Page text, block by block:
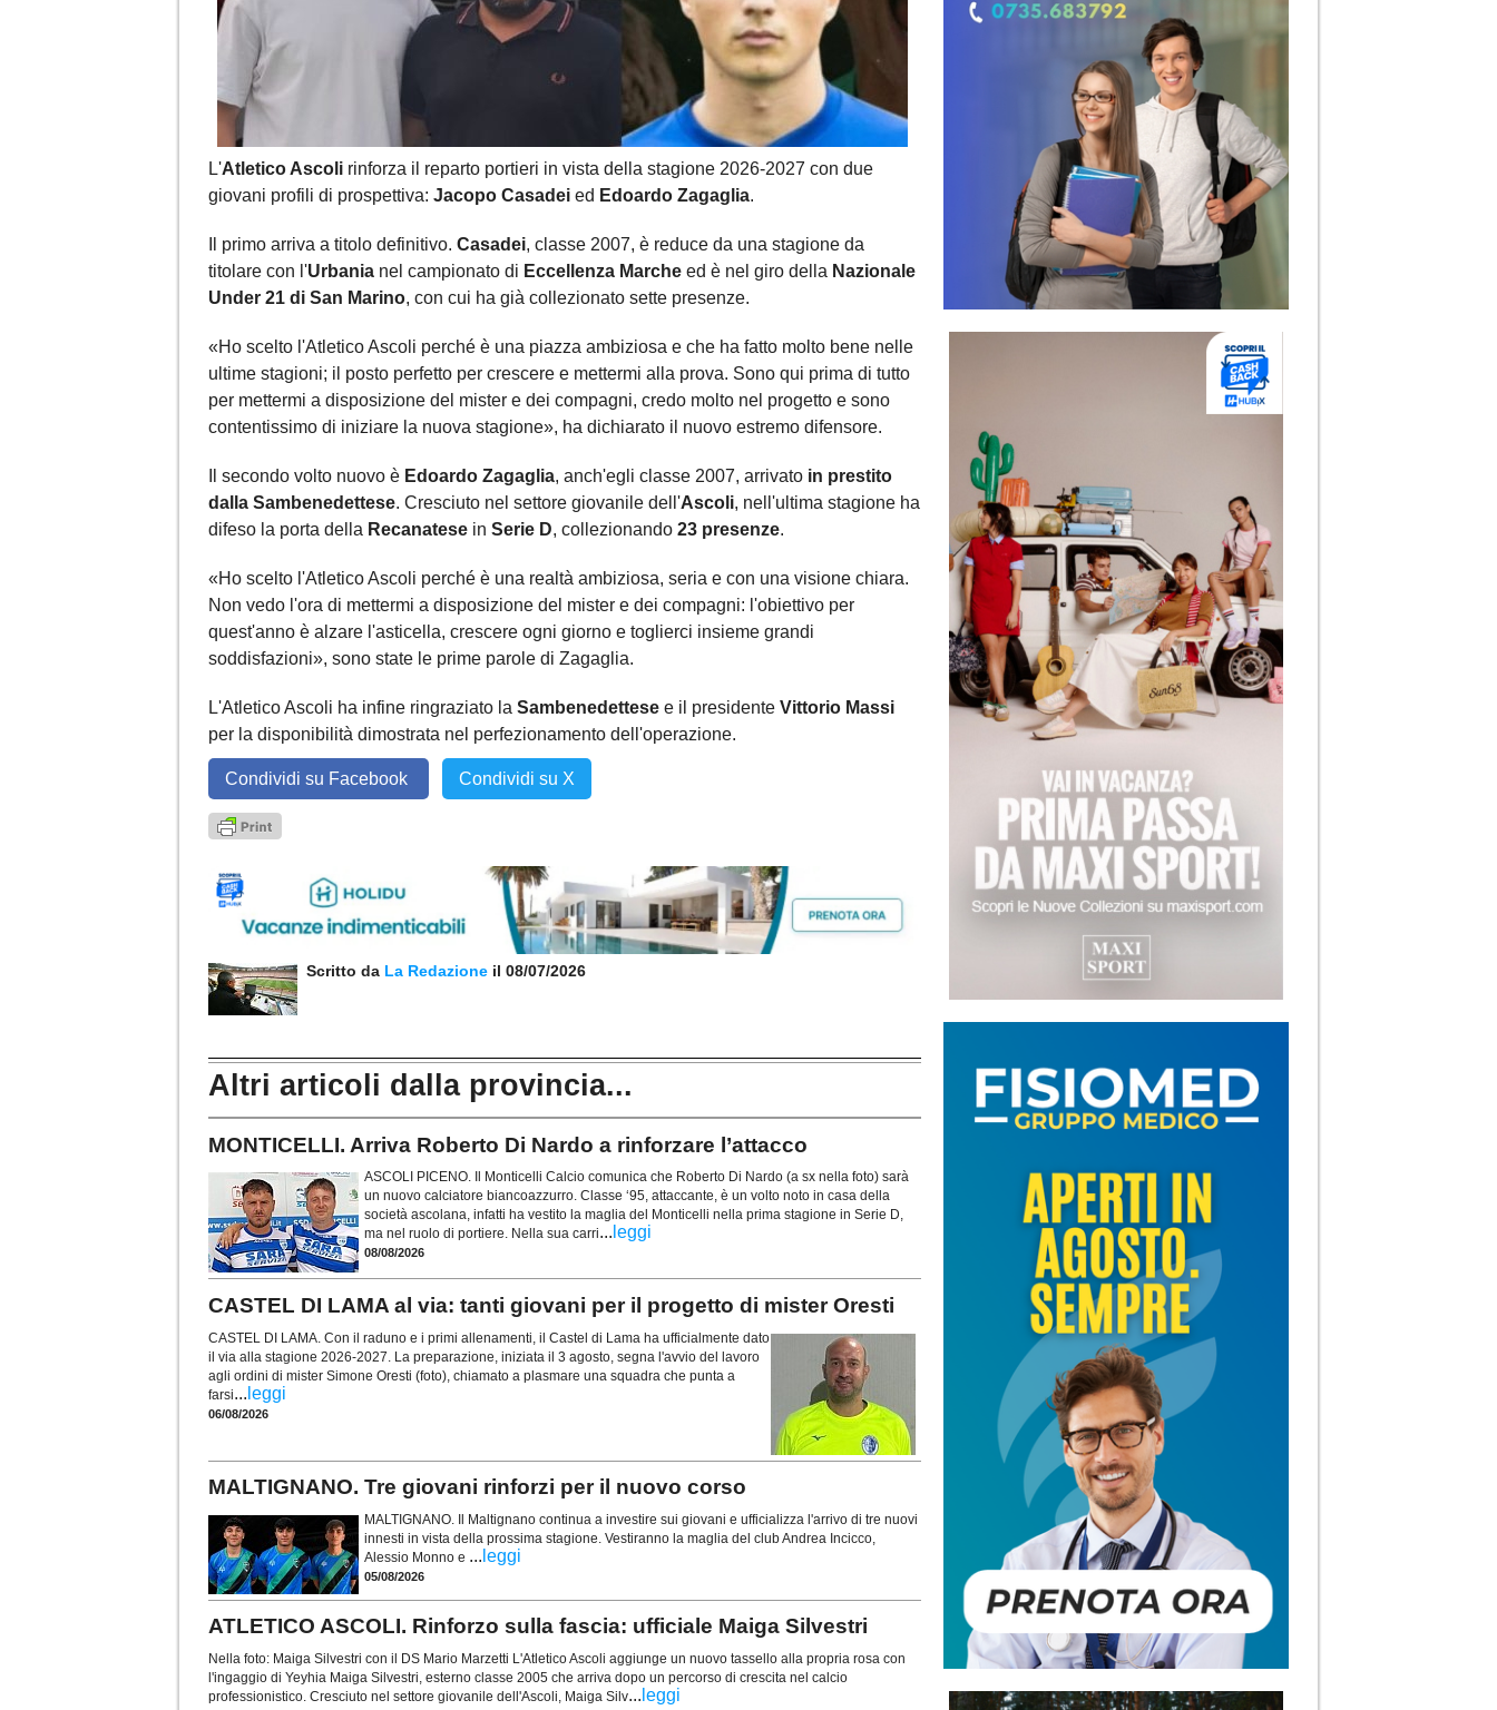
L'Atletico Ascoli rinforza il reparto portieri in vista della stagione 2026-2027 con due
giovani profili di prospettiva: Jacopo Casadei ed Edoardo Zagaglia.
Il primo arriva a titolo definitivo. Casadei, classe 2007, è reduce da una stagione da
titolare con l'Urbania nel campionato di Eccellenza Marche ed è nel giro della Nazionale
Under 21 di San Marino, con cui ha già collezionato sette presenze.
«Ho scelto l'Atletico Ascoli perché è una piazza ambiziosa e che ha fatto molto bene nelle
ultime stagioni; il posto perfetto per crescere e mettermi alla prova. Sono qui prima di tutto
per mettermi a disposizione del mister e dei compagni, credo molto nel progetto e sono
contentissimo di iniziare la nuova stagione», ha dichiarato il nuovo estremo difensore.
Il secondo volto nuovo è Edoardo Zagaglia, anch'egli classe 2007, arrivato in prestito
dalla Sambenedettese. Cresciuto nel settore giovanile dell'Ascoli, nell'ultima stagione ha
difeso la porta della Recanatese in Serie D, collezionando 23 presenze.
«Ho scelto l'Atletico Ascoli perché è una realtà ambiziosa, seria e con una visione chiara.
Non vedo l'ora di mettermi a disposizione del mister e dei compagni: l'obiettivo per
quest'anno è alzare l'asticella, crescere ogni giorno e toglierci insieme grandi
soddisfazioni», sono state le prime parole di Zagaglia.
L'Atletico Ascoli ha infine ringraziato la Sambenedettese e il presidente Vittorio Massi
per la disponibilità dimostrata nel perfezionamento dell'operazione.
Condividi su Facebook Condividi su X
Scritto da La Redazione il 08/07/2026
Altri articoli dalla provincia...
MONTICELLI. Arriva Roberto Di Nardo a rinforzare l’attacco
ASCOLI PICENO. Il Monticelli Calcio comunica che Roberto Di Nardo (a sx nella foto) sarà
un nuovo calciatore biancoazzurro. Classe ‘95, attaccante, è un volto noto in casa della
società ascolana, infatti ha vestito la maglia del Monticelli nella prima stagione in Serie D,
ma nel ruolo di portiere. Nella sua carri... leggi
08/08/2026
CASTEL DI LAMA al via: tanti giovani per il progetto di mister Oresti
CASTEL DI LAMA. Con il raduno e i primi allenamenti, il Castel di Lama ha ufficialmente dato
il via alla stagione 2026-2027. La preparazione, iniziata il 3 agosto, segna l'avvio del lavoro
agli ordini di mister Simone Oresti (foto), chiamato a plasmare una squadra che punta a
farsi... leggi
06/08/2026
MALTIGNANO. Tre giovani rinforzi per il nuovo corso
MALTIGNANO. Il Maltignano continua a investire sui giovani e ufficializza l'arrivo di tre nuovi
innesti in vista della prossima stagione. Vestiranno la maglia del club Andrea Incicco,
Alessio Monno e ... leggi
05/08/2026
ATLETICO ASCOLI. Rinforzo sulla fascia: ufficiale Maiga Silvestri
Nella foto: Maiga Silvestri con il DS Mario Marzetti L'Atletico Ascoli aggiunge un nuovo tassello alla propria rosa con
l'ingaggio di Yeyhia Maiga Silvestri, esterno classe 2005 che arriva dopo un percorso di crescita nel calcio
professionistico. Cresciuto nel settore giovanile dell'Ascoli, Maiga Silv... leggi